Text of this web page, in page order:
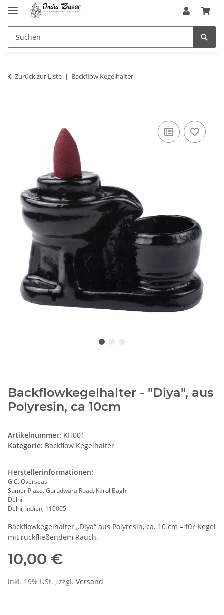
Zurück zur Liste Backflow Kegelhalter
Backflowkegelhalter - "Diya", aus
Polyresin, ca 10cm
Artikelnummer: KH001
Kategorie: Backflow Kegelhalter
Herstellerinformationen:
G.C. Overseas
Sumer Plaza, Gurudwara Road, Karol Bagh
Delhi
Delhi, Indien, 110005
Backflowkegelhalter „Diya“ aus Polyresin, ca. 10 cm – für Kegel
mit rückfließendem Rauch.
10,00 €
inkl. 19% USt. , zzgl. Versand